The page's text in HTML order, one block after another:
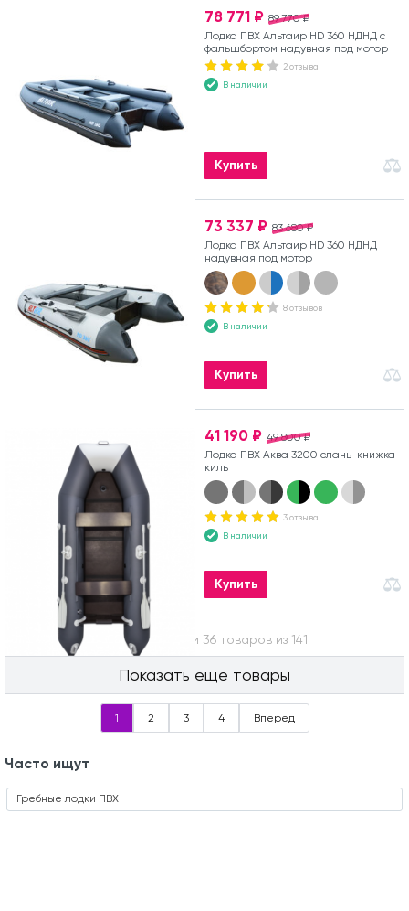
89 770 ₽
78 771 ₽
Лодка ПВХ Альтаир HD 360 НДНД с
фальшбортом надувная под мотор
2 отзыва
В наличии
Купить
83 680 ₽
73 337 ₽
Лодка ПВХ Альтаир HD 360 НДНД
надувная под мотор
8 отзывов
В наличии
Купить
49 800 ₽
41 190 ₽
Лодка ПВХ Аква 3200 слань-книжка
киль
3 отзыва
В наличии
Купить
Вы посмотрели 36 товаров из 141
Показать еще товары
1 2 3 4 Вперед
Часто ищут
Гребные лодки ПВХ